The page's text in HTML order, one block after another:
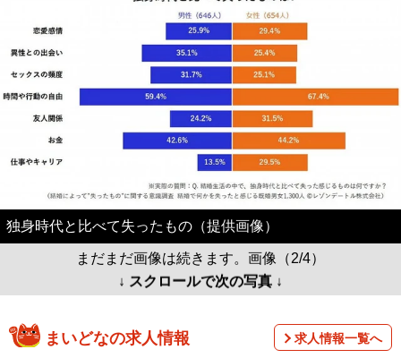
独身時代と比べて失ったもの（提供画像）
まだまだ画像は続きます。画像（2/4）
↓ スクロールで次の写真 ↓
まいどなの求人情報 求人情報一覧へ